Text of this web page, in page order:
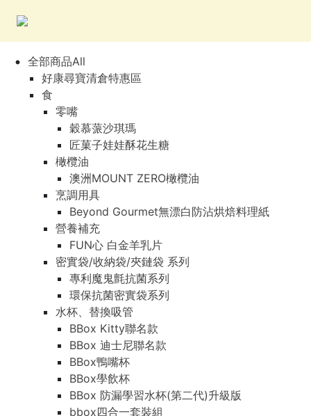
全部商品All
好康尋寶清倉特惠區
食
零嘴
穀慕蒎沙琪瑪
匠菓子娃娃酥花生糖
橄欖油
澳洲MOUNT ZERO橄欖油
烹調用具
Beyond Gourmet無漂白防沾烘焙料理紙
營養補充
FUN心 白金羊乳片
密實袋/收納袋/夾鏈袋 系列
專利魔鬼氈抗菌系列
環保抗菌密實袋系列
水杯、替換吸管
BBox Kitty聯名款
BBox 迪士尼聯名款
BBox鴨嘴杯
BBox學飲杯
BBox 防漏學習水杯(第二代)升級版
bbox四合一套裝組